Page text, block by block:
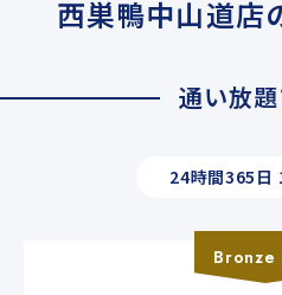
西巣鴨中山道店
通い放
24時間365日
Bronze